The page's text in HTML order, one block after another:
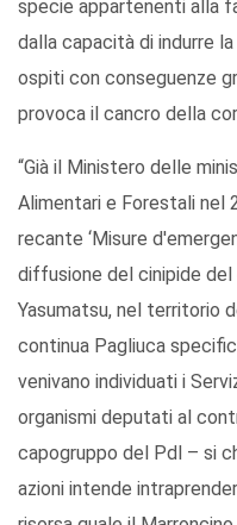
specie appartenenti alla
dalla capacità di indurre
ospiti con conseguenze
provoca il cancro della
“Già il Ministero delle
Alimentari e Forestali nel
recante ‘Misure
diffusione del cinipide
Yasumatsu, nel territorio
continua Pagliuca
venivano individuati i
organismi deputati al
capogruppo del Pdl – si
azioni intende